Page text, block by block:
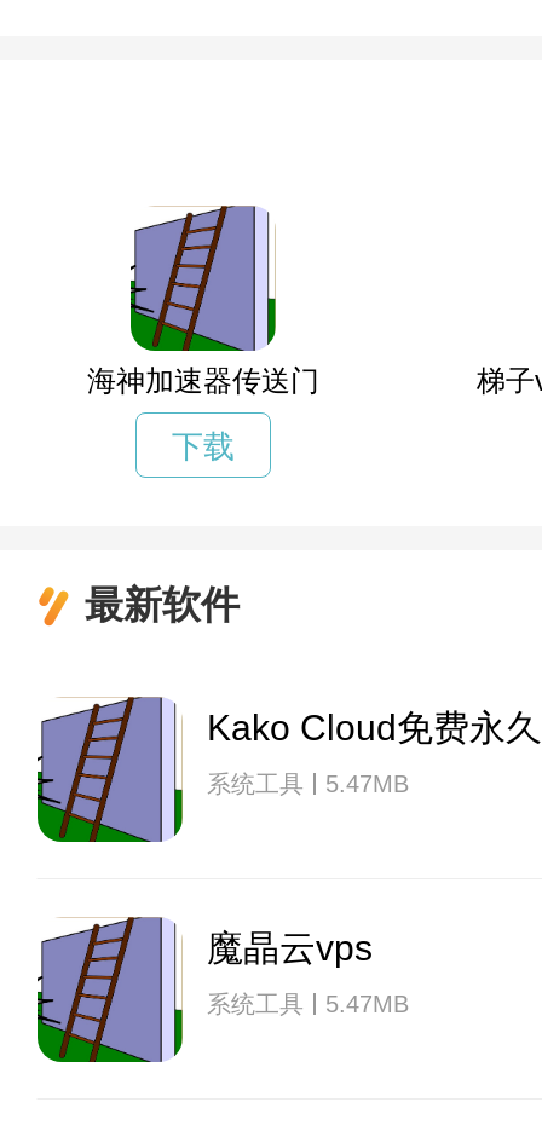
海神加速器传送门
下载
梯子
最新软件
Kako Cloud免费永
系统工具 5.47MB
魔晶云vps
系统工具 5.47MB